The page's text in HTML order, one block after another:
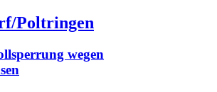
Poltringen
wegen